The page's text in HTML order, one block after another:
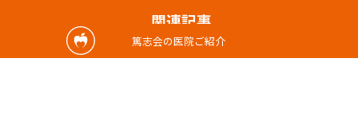
篤志会の医院ご紹介
関連記事